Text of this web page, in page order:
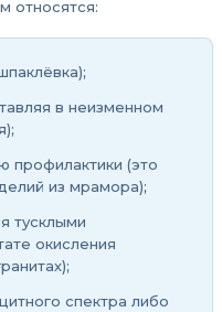
относятся:
в неизменном
профилактики (это
из мрамора);
тусклыми
окисления
спектра либо